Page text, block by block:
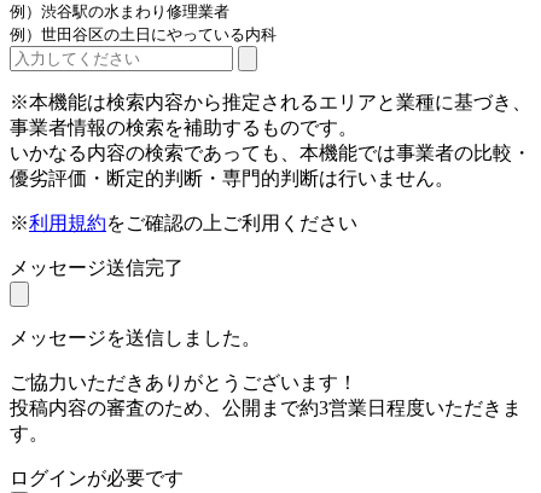
例）渋谷駅の水まわり修理業者
例）世田谷区の土日にやっている内科
※本機能は検索内容から推定されるエリアと業種に基づき、
事業者情報の検索を補助するものです。
いかなる内容の検索であっても、本機能では事業者の比較・
優劣評価・断定的判断・専門的判断は行いません。
※利用規約をご確認の上ご利用ください
メッセージ送信完了
メッセージを送信しました。
ご協力いただきありがとうございます！
投稿内容の審査のため、公開まで約3営業日程度いただきま
す。
ログインが必要です